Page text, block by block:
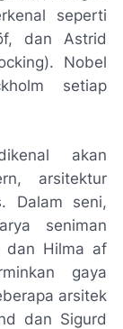
seperti
dan Astrid
Nobel
setiap
akan
arsitektur
Dalam seni,
seniman
dan Hilma af
gaya
arsitek
dan Sigurd